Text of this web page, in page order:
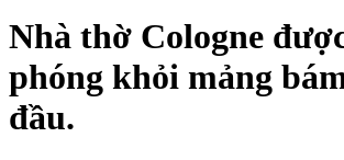
Nhà thờ Cologne
phóng khỏi mảng
đầu.